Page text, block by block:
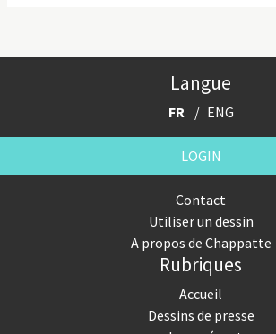
Langue
FR ENG
LOGIN
Contact
Utiliser un dessin
A propos de Chappatte
Rubriques
Accueil
Dessins de presse